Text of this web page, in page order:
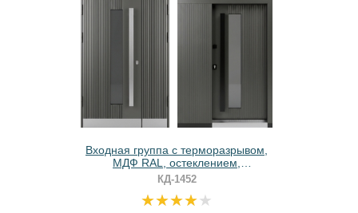
Входная группа с терморазрывом,
МДФ RAL, остеклением,
отбойниками и бугельными ручками
КД-1452